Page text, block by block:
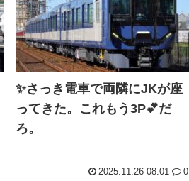
✨さっき電車で両隣にJKが座
ってきた。これもう3P💕だ
ろ。
2025.11.26 08:01 0